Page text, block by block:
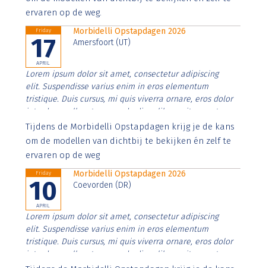
ervaren op de weg.
Friday
17
APRIL
Morbidelli Opstapdagen 2026
Amersfoort (UT)
Lorem ipsum dolor sit amet, consectetur adipiscing
elit. Suspendisse varius enim in eros elementum
tristique. Duis cursus, mi quis viverra ornare, eros dolor
interdum nulla, ut commodo diam libero vitae erat.
Aenean faucibus nibh et justo cursus id rutrum lorem
imperdiet. Nunc ut sem vitae risus tristique posuere.
Tijdens de Morbidelli Opstapdagen krijg je de kans
om de modellen van dichtbij te bekijken én zelf te
ervaren op de weg
Friday
10
APRIL
Morbidelli Opstapdagen 2026
Coevorden (DR)
Lorem ipsum dolor sit amet, consectetur adipiscing
elit. Suspendisse varius enim in eros elementum
tristique. Duis cursus, mi quis viverra ornare, eros dolor
interdum nulla, ut commodo diam libero vitae erat.